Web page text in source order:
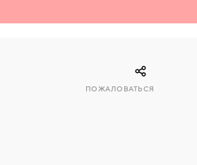
ПОЖАЛОВАТЬСЯ